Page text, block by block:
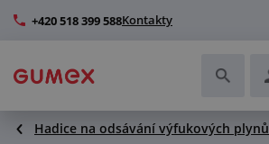
+420 518 399 588Kontakty
Hadice a jejich kompletace
Hadice na odsávání výfukových plynů